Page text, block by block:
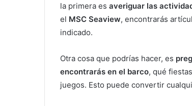
la primera es averiguar las
el MSC Seaview, encontrarás
indicado.
Otra cosa que podrías hacer, es
encontrarás en el barco, qué
juegos. Esto puede convertir